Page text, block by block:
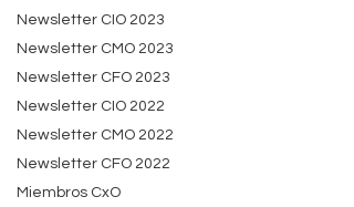
Newsletter CIO 2023
Newsletter CMO 2023
Newsletter CFO 2023
Newsletter CIO 2022
Newsletter CMO 2022
Newsletter CFO 2022
Miembros CxO